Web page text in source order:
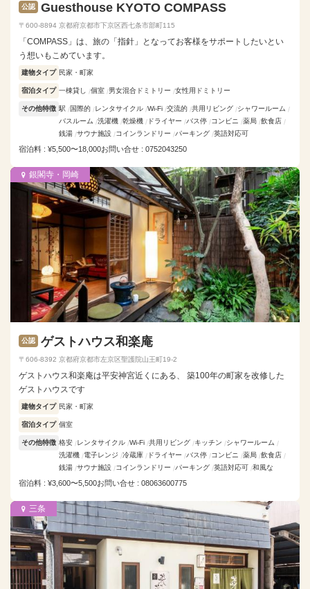
公認 Guesthouse KYOTO COMPASS
〒600-8894 京都府京都市下京区西七条市部町115
「COMPASS」は、旅の「指針」となってお客様をサポートしたいとい
う想いもこめています。
建物タイプ 民家・町家
宿泊タイプ 一棟貸し 個室 男女混合ドミトリー 女性用ドミトリー
その他特徴 駅 国際的 レンタサイクル Wi-Fi 交流的 共用リビング
シャワールーム
バスルーム
洗濯機 乾燥機 ドライヤー バス停 コンビニ 薬局 飲食店
銭湯 サウナ施設 コインランドリー パーキング 英語対応可
宿泊料 : ¥5,500〜18,000お問い合せ : 0752043250
公認 ゲストハウス和楽庵
〒606-8392 京都府京都市左京区聖護院山王町19-2
銀閣寺・岡崎
ゲストハウス和楽庵は平安神宮近くにある、 築100年の町家を改修した
ゲストハウスです
建物タイプ 民家・町家
宿泊タイプ 個室
その他特徴 格安 レンタサイクル Wi-Fi 共用リビング キッチン
シャワールーム
洗濯機
電子レンジ 冷蔵庫 ドライヤー バス停 コンビニ 薬局 飲食店
銭湯 サウナ施設 コインランドリー パーキング 英語対応可 和風な
宿泊料 : ¥3,600〜5,500お問い合せ : 08063600775
三条